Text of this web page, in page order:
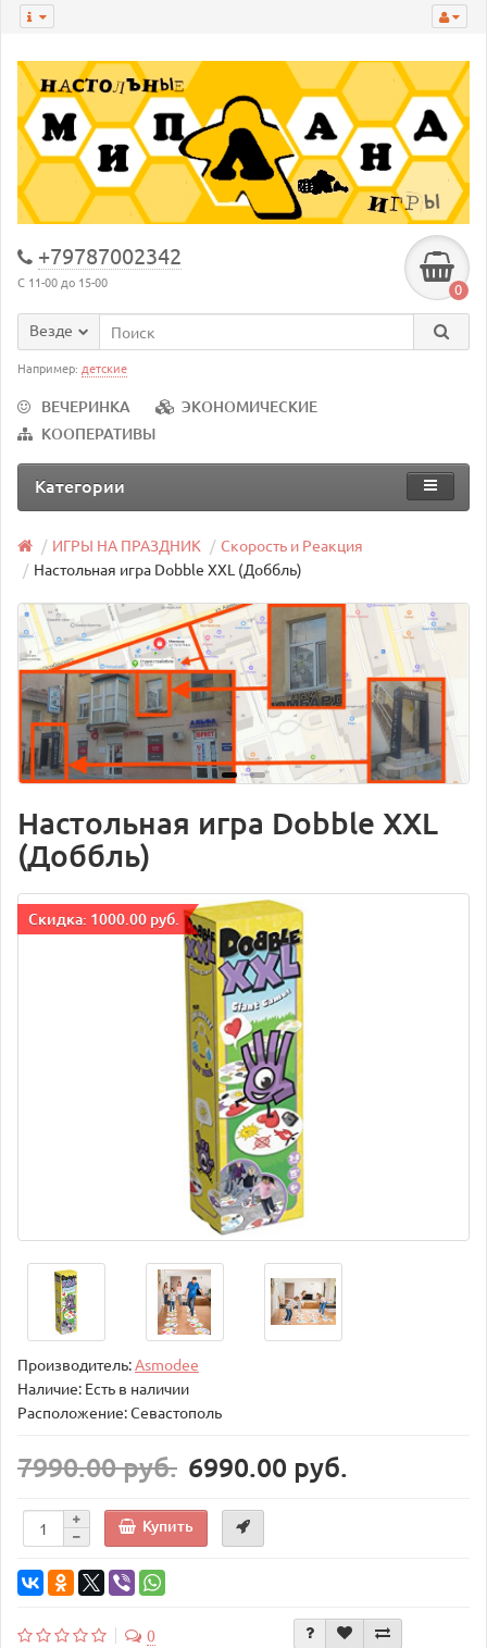
+79787002342
С 11-00 до 15-00 0
Везде
Например: детские
ВЕЧЕРИНКА
ЭКОНОМИЧЕСКИЕ
КООПЕРАТИВЫ
Категории
ИГРЫ НА ПРАЗДНИК
Скорость и Реакция
Настольная игра Dobble XXL (Доббль)
Настольная игра Dobble XXL
(Доббль)
Cкидка: 1000.00 руб.
Производитель:Asmodee
Наличие: Есть в наличии
Расположение: Севастополь
7990.00 руб. 6990.00 руб.
Купить
0